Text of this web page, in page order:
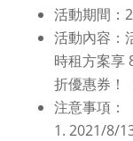
活動期間：
活動內容：
時租方案享
折優惠券！
注意事項：
2021/8/